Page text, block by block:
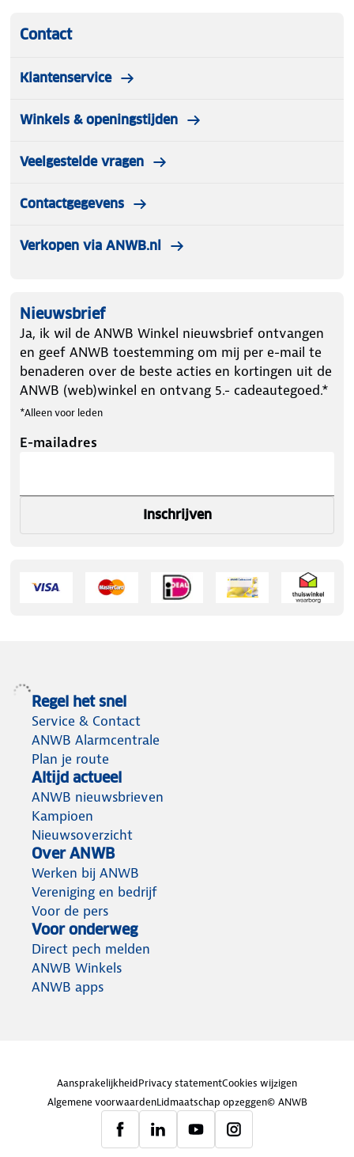
Contact
Klantenservice
Winkels & openingstijden
Veelgestelde vragen
Contactgegevens
Verkopen via ANWB.nl
Nieuwsbrief
Ja, ik wil de ANWB Winkel nieuwsbrief ontvangen
en geef ANWB toestemming om mij per e-mail te
benaderen over de beste acties en kortingen uit de
ANWB (web)winkel en ontvang 5.- cadeautegoed.*
*Alleen voor leden
E-mailadres
Inschrijven
Regel het snel
Service & Contact
ANWB Alarmcentrale
Plan je route
Altijd actueel
ANWB nieuwsbrieven
Kampioen
Nieuwsoverzicht
Over ANWB
Werken bij ANWB
Vereniging en bedrijf
Voor de pers
Voor onderweg
Direct pech melden
ANWB Winkels
ANWB apps
AansprakelijkheidPrivacy statementCookies wijzigen
Algemene voorwaardenLidmaatschap opzeggen© ANWB